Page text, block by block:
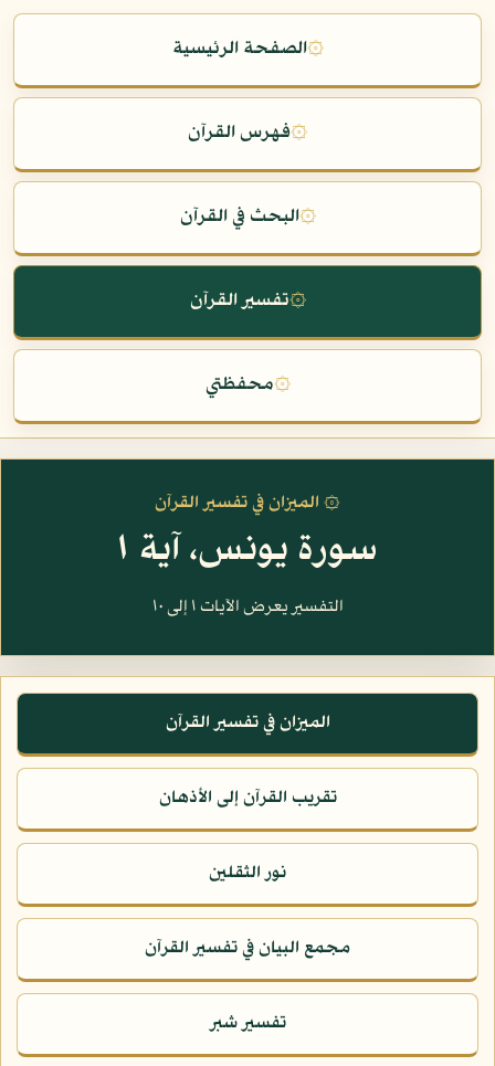
۞الصفحة الرئيسية
۞فهرس القرآن
۞البحث في القرآن
۞تفسير القرآن
۞محفظتي
۞ الميزان في تفسير القرآن
سورة يونس، آية ١
التفسير يعرض الآيات ١ إلى ١٠
الميزان في تفسير القرآن
تقريب القرآن إلى الأذهان
نور الثقلين
مجمع البيان في تفسير القرآن
تفسير شبر